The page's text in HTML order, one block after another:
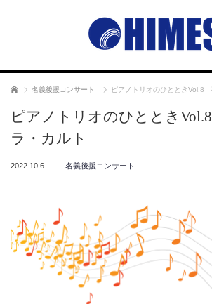
ホーム 名義後援コンサート ピアノトリオのひとときVol.8
ピアノトリオのひととき
ラ・カルト
2022.10.6 名義後援コンサート